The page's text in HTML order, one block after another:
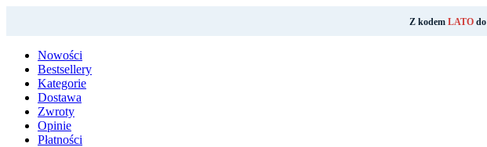
Z kodem LATOdo
Nowości
Bestsellery
Kategorie
Dostawa
Zwroty
Opinie
Płatności